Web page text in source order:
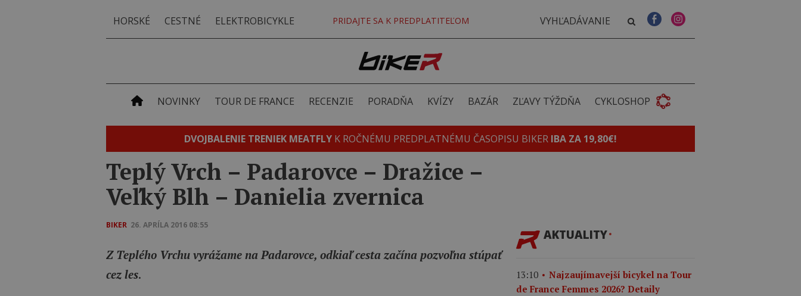
HORSKÉ CESTNÉ ELEKTROBICYKLE PRIDAJTE SA K PREDPLATITEĽOM
NOVINKY TOUR DE FRANCE RECENZIE PORADŇA KVÍZY BAZÁR ZĽAVY TÝŽDŇA CYKLOSHOP
DVOJBALENIE TRENIEK MEATFLY K ROČNÉMU PREDPLATNÉMU ČASOPISU BIKER IBA ZA 19,80€!
Teplý Vrch – Padarovce – Dražice –
Veľký Blh – Danielia zvernica
BIKER 26. APRÍLA 2016 08:55
Z Teplého Vrchu vyrážame na Padarovce, odkiaľ cesta začína pozvoľna stúpať
cez les.
AKTUALITY
13:10
Najzaujímavejší bicykel na Tour
de France Femmes 2026? Detaily